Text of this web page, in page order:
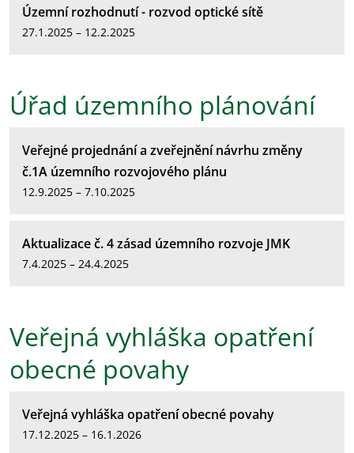
Územní rozhodnutí - rozvod optické sítě
27.1.2025 – 12.2.2025
Úřad územního plánování
Veřejné projednání a zveřejnění návrhu změny
č.1A územního rozvojového plánu
12.9.2025 – 7.10.2025
Aktualizace č. 4 zásad územního rozvoje JMK
7.4.2025 – 24.4.2025
Veřejná vyhláška opatření
obecné povahy
Veřejná vyhláška opatření obecné povahy
17.12.2025 – 16.1.2026